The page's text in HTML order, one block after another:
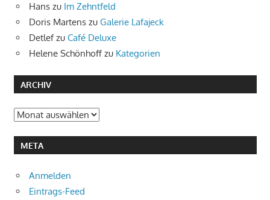
Hans zu Im Zehntfeld
Doris Martens zu Galerie Lafajeck
Detlefzu Café Deluxe
Helene Schönhoff zu Kategorien
ARCHIV
Archiv
META
Anmelden
Eintrags-Feed